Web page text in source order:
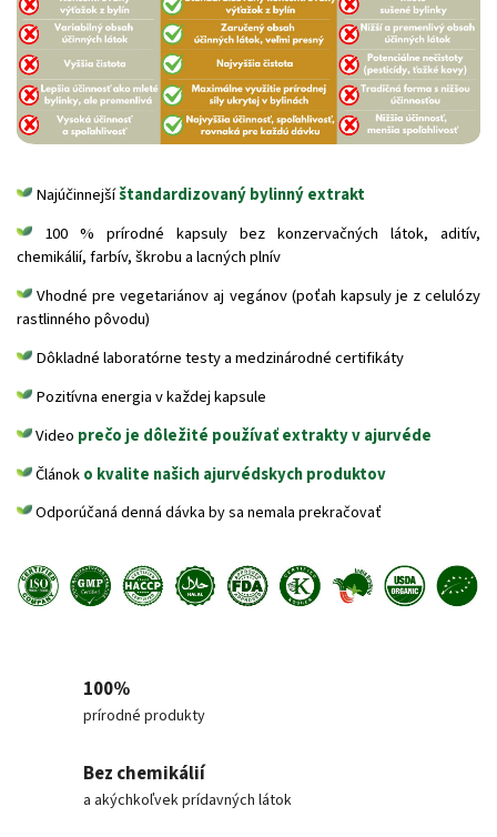
Najúčinnejšíštandardizovaný bylinný extrakt
100 % prírodné kapsuly bez konzervačných látok, aditív,
chemikálií, farbív, škrobu a lacných plnív
Vhodné pre vegetariánov aj vegánov (poťah kapsuly je z celulózy
rastlinného pôvodu)
Dôkladné laboratórne testy a medzinárodné certifikáty
Pozitívna energia v každej kapsule
Video prečo je dôležité používať extrakty v ajurvéde
Článoko kvalite našich ajurvédskych produktov
Odporúčaná denná dávka by sa nemala prekračovať
100%
prírodné produkty
Bez chemikálií
a akýchkoľvek prídavných látok